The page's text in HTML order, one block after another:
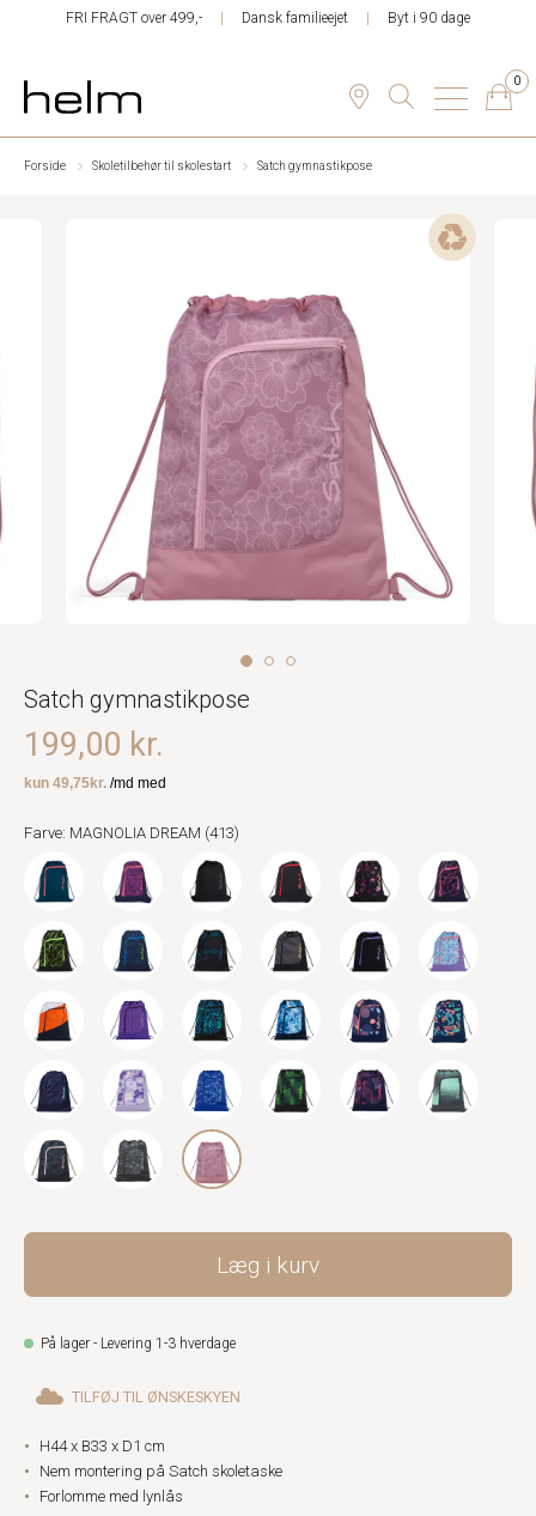
FRI FRAGT over 499,- Dansk familieejet Byt i 90 dage
0
Forside Skoletilbehør til skolestart Satch gymnastikpose
Satch gymnastikpose
199,00 kr.
Farve: MAGNOLIA DREAM (413)
Læg i kurv
På lager - Levering 1-3 hverdage
TILFØJ TIL ØNSKESKYEN
H44 x B33 x D1 cm
Nem montering på Satch skoletaske
Forlomme med lynlås